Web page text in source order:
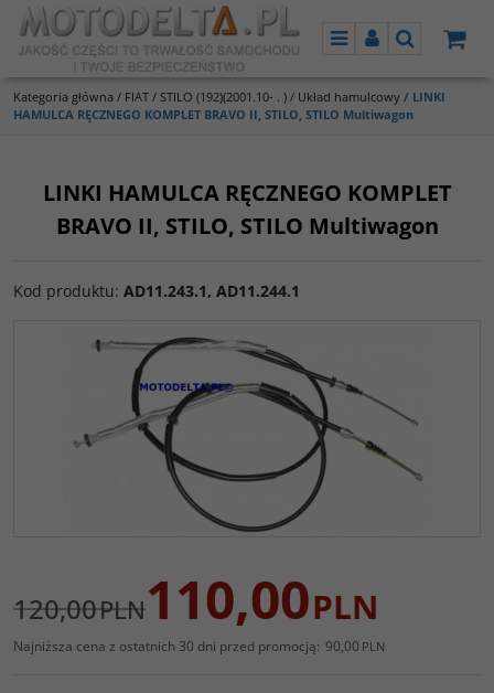
MenuPanelSzukaj
Kategoria główna / FIAT / STILO (192)(2001.10- . ) / Układ hamulcowy / LINKI
HAMULCA RĘCZNEGO KOMPLET BRAVO II, STILO, STILO Multiwagon
LINKI HAMULCA RĘCZNEGO KOMPLET
BRAVO II, STILO, STILO Multiwagon
Kod produktu: AD11.243.1, AD11.244.1
120,00PLN110,00PLN
Najniższa cena z ostatnich 30 dni przed promocją: 90,00 PLN